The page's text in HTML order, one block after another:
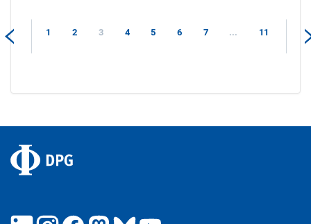
1 2 3 4 5 6 7 ... 11